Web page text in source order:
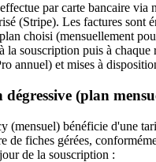
par carte bancaire via
(Stripe). Les factures sont
choisi (mensuellement
la souscription puis à
annuel) et mises à
(plan
(mensuel) bénéficie d'une
de fiches gérées,
de la souscription :